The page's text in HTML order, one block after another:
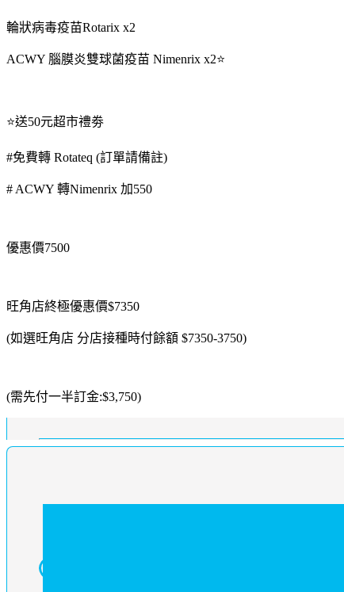
輪狀病毒疫苗Rotarix x2
ACWY 腦膜炎雙球菌疫苗 Nimenrix x2⭐
⭐送50元超市禮劵
#免費轉 Rotateq (訂單請備註)
# ACWY 轉Nimenrix 加550
優惠價7500
旺角店終極優惠價$7350
(如選旺角店 分店接種時付餘額 $7350-3750)
(需先付一半訂金:$3,750)